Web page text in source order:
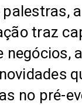
a
traz
negócios,
no pré-